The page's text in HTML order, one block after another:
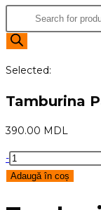
Products
search
Selected:
Tamburina
390.00 MDL
Cantitate
Tamburina
-
Adaugă în coș